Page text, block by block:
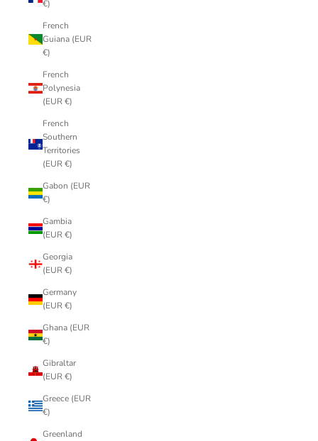
€)
French
Guiana (EUR
€)
French
Polynesia
(EUR €)
French
Southern
Territories
(EUR €)
Gabon (EUR
€)
Gambia
(EUR €)
Georgia
(EUR €)
Germany
(EUR €)
Ghana (EUR
€)
Gibraltar
(EUR €)
Greece (EUR
€)
Greenland